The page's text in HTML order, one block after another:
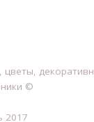
цветы,
©
2017